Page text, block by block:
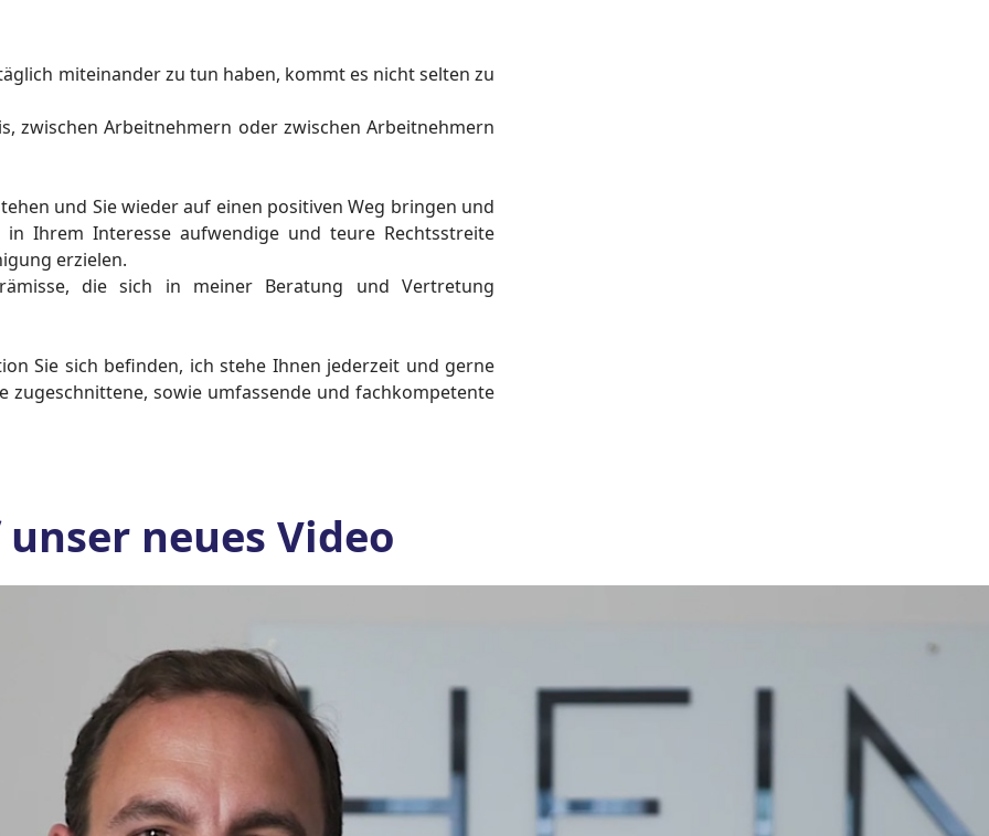
zwischen Arbeitnehmern oder zwischen Arbeitnehmern
und Sie wieder auf einen positiven Weg bringen und
Ihrem Interesse aufwendige und teure Rechtsstreite
erzielen.
die sich in meiner Beratung und Vertretung
Sie sich befinden, ich stehe Ihnen jederzeit und gerne
sowie umfassende und fachkompetente
neues Video